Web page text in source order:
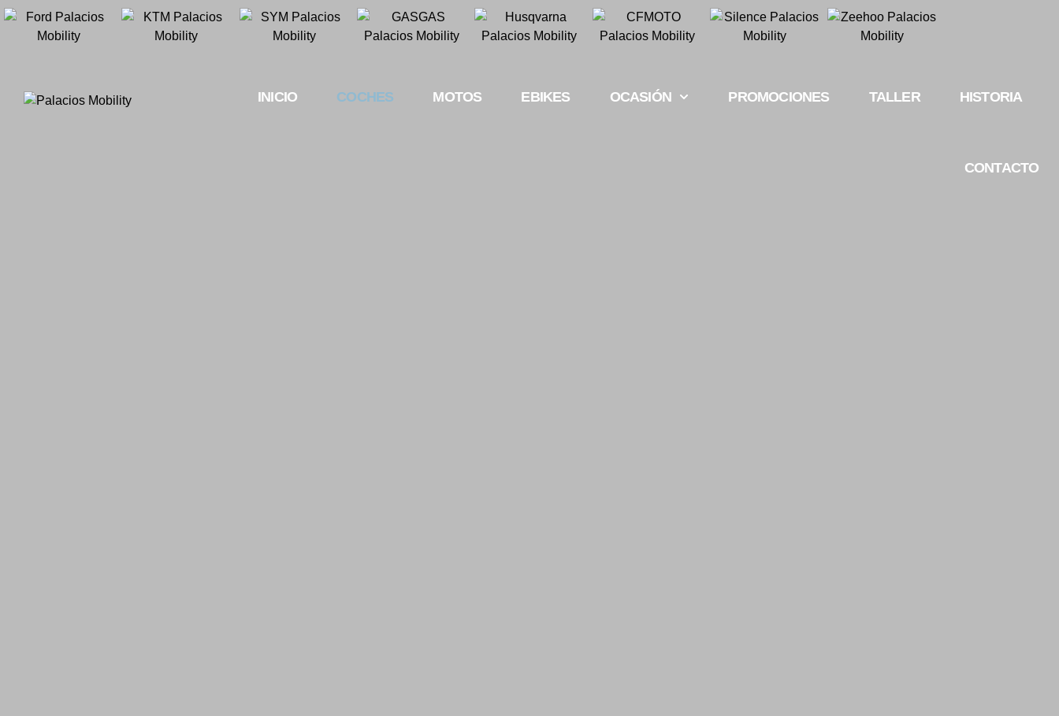
INICIO COCHES MOTOS EBIKES OCASIÓN PROMOCIONES TALLER HISTORIA
CONTACTO